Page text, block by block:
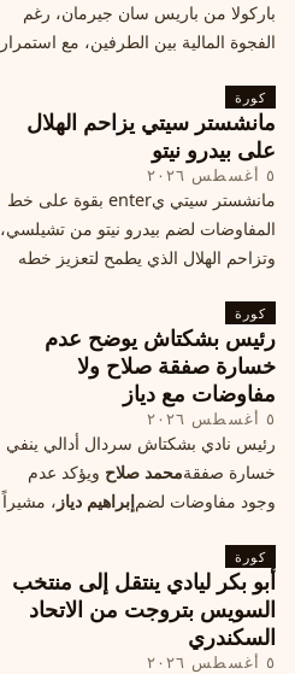
باركولا من باريس سان جيرمان، رغم
الفجوة المالية بين الطرفين، مع استمرار
إغلاق سوق الانتقالات
كورة
مانشستر سيتي يزاحم الهلال
على بيدرو نيتو
٥ أغسطس ٢٠٢٦
مانشستر سيتي يenter بقوة على خط
المفاوضات لضم بيدرو نيتو من تشيلسي،
وتزاحم الهلال الذي يطمح لتعزيز خطه
كورة
رئيس بشكتاش يوضح عدم
خسارة صفقة صلاح ولا
مفاوضات مع دياز
٥ أغسطس ٢٠٢٦
رئيس نادي بشكتاش سردال أدالي ينفي
خسارة صفقةمحمد صلاح ويؤكد عدم
وجود مفاوضات لضمإبراهيم دياز ، مشيراً
محتملة أخرى.
كورة
أبو بكر ليادي ينتقل إلى منتخب
السويس بتروجت من الاتحاد
السكندري
٥ أغسطس ٢٠٢٦